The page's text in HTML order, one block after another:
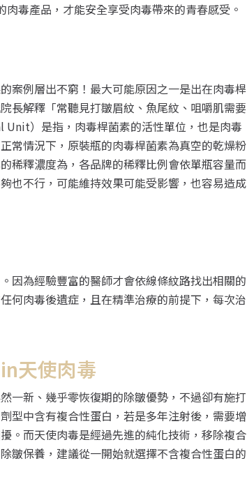
毒產品，才能安全享受肉毒帶來的青春感受。
案例層出不窮！最大可能原因之一是出在肉毒桿
長解釋「常聽見打皺眉紋、魚尾紋、咀嚼肌需要
）是指，肉毒桿菌素的活性單位，也是肉毒
常情況下，原裝瓶的肉毒桿菌素為真空的乾燥粉
稀釋濃度為，各品牌的稀釋比例會依單瓶容量而
也不行，可能維持效果可能受影響，也容易造成
因為經驗豐富的醫師才會依線條紋路找出相關的
何肉毒後遺症，且在精準治療的前提下，每次治
天使肉毒
一新、幾乎零恢復期的除皺優勢，不過卻有施打
型中含有複合性蛋白，若是多年注射後，需要增
。而天使肉毒是經過先進的純化技術，移除複合
皺保養，建議從一開始就選擇不含複合性蛋白的